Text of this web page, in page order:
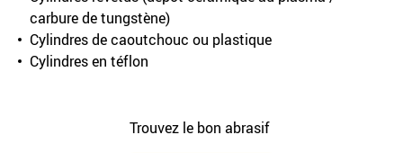
carbure de tungstène)
Cylindres de caoutchouc ou plastique
Cylindres en téflon
Trouvez le bon abrasif